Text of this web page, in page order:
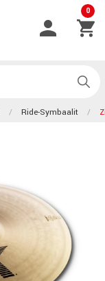
0
Ride-Symbaalit